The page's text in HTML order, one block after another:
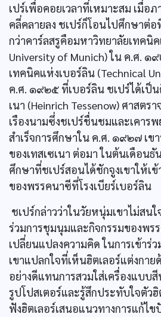
เปร์เพื่อคอยเวลาที่เหมาะสม เมื่อ
คลี่คลายลง ชเปร์ก็โอนไปศึกษาต่
กว่าคาร์ลสรูคือมหาวิทยาลัยเทคนิ
University of Munich) ใน ค.ศ. ๑
เทคนิคแห่งเบอร์ลิน (Technical
ค.ศ. ๑๙๒๕ ที่เบอร์ลิน ชเปร์ได้เป็
เนา (Heinrich Tessenow) ศาสตร
เรืองนามซึ่งชเปร์ชื่นชมและเคารพ
สำเร็จการศึกษาใน ค.ศ. ๑๙๒๗ เข
ของเทสเซเนา ต่อมา ในต้นเดือน
ศึกษาที่ชเปร์สอนได้ชักจูงเขาให้เข้
ของพรรคนาซีที่โรงเบียร์เบอร์ลิน
ชเปร์กล่าวว่าในวัยหนุ่มเขาไม่สนใ
ร่วมการชุมนุมและกิจกรรมของพร
เปลี่ยนแปลงความคิด ในการเข้าร่
เขาแปลกใจที่เห็นฮิตเลอร์แต่งกา
อย่างดีแทนการสวมใส่เครื่องแบบ
รูปโปสเตอร์และรู้สึกประทับใจตัว
ฟังฮิตเลอร์เสนอแนวทางการแก้ไ